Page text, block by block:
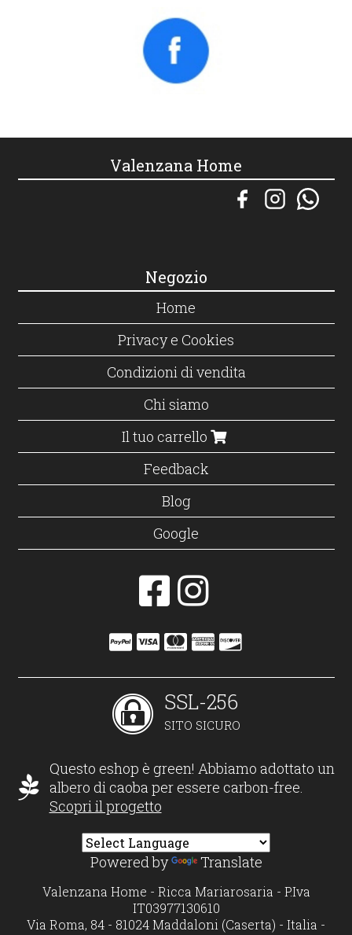
Valenzana Home
Negozio
Home
Privacy e Cookies
Condizioni di vendita
Chi siamo
Il tuo carrello
Feedback
Blog
Google
SSL-256
SITO SICURO
Questo eshop è green! Abbiamo adottato un
albero di caoba per essere carbon-free.
Scopri il progetto
Powered by Translate
Valenzana Home - Ricca Mariarosaria - P.Iva
IT03977130610
Via Roma, 84 - 81024 Maddaloni (Caserta) - Italia -